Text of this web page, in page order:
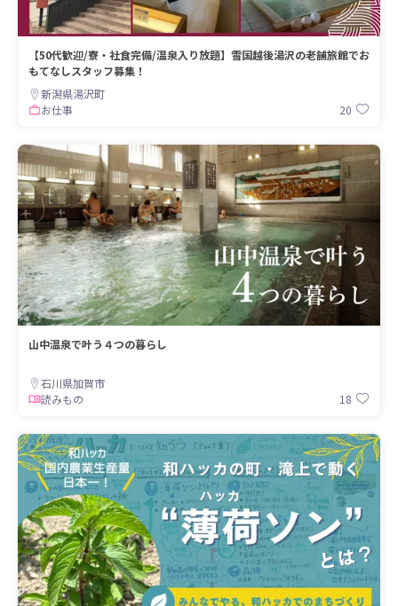
【50代歓迎/寮・社食完備/温泉入り放題】雪国越後湯沢の老舗旅館でお
もてなしスタッフ募集！
新潟県湯沢町
お仕事
20
山中温泉で叶う４つの暮らし
石川県加賀市
読みもの
18